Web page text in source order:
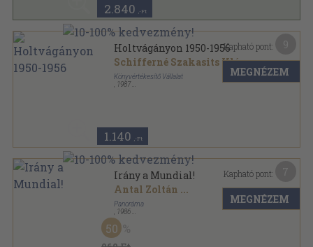
2.840 ,-Ft
Holtvágányon 1950-1956
Schifferné Szakasits Klára
Könyvértékesítő Vállalat
1987
1.140 ,-Ft
Kapható pont:
MEGNÉZEM
Irány a Mundial!
Antal Zoltán ...
Panoráma
1986
Ragasztott papírkötés
50
Kapható pont:
MEGNÉZEM